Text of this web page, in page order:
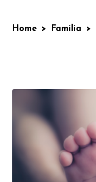
Home Familia